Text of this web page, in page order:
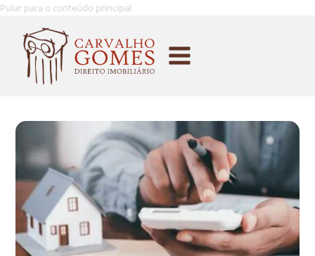
Pular para o conteúdo principal